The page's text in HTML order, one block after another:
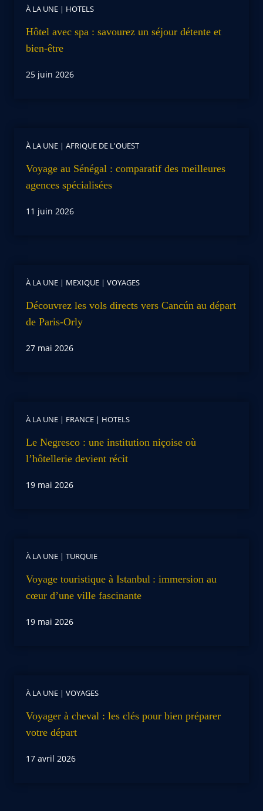
À LA UNE | HOTELS
Hôtel avec spa : savourez un séjour détente et
bien-être
25 juin 2026
À LA UNE | AFRIQUE DE L'OUEST
Voyage au Sénégal : comparatif des meilleures
agences spécialisées
11 juin 2026
À LA UNE | MEXIQUE | VOYAGES
Découvrez les vols directs vers Cancún au départ
de Paris-Orly
27 mai 2026
À LA UNE | FRANCE | HOTELS
Le Negresco : une institution niçoise où
l’hôtellerie devient récit
19 mai 2026
À LA UNE | TURQUIE
Voyage touristique à Istanbul : immersion au
cœur d’une ville fascinante
19 mai 2026
À LA UNE | VOYAGES
Voyager à cheval : les clés pour bien préparer
votre départ
17 avril 2026